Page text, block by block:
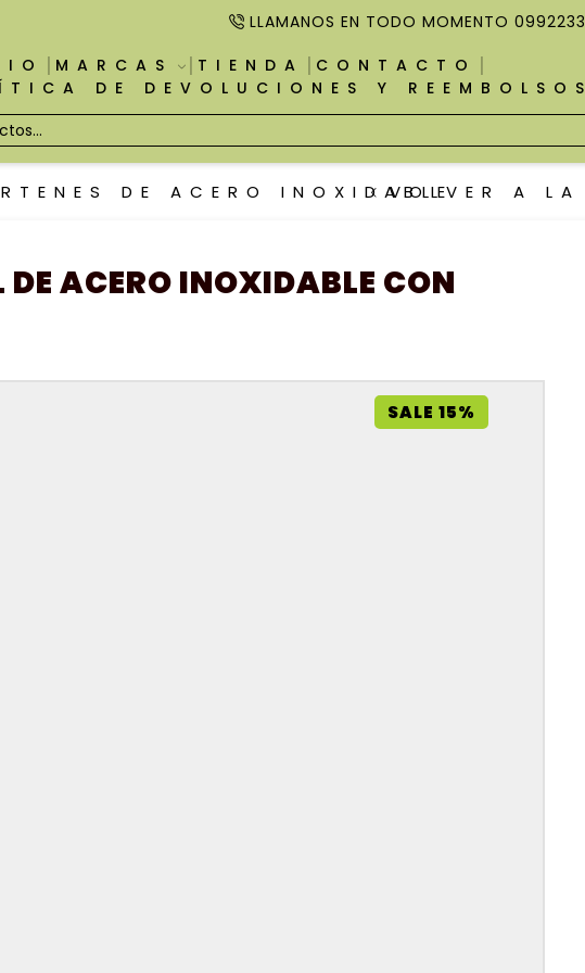
LLAMANOS EN TODO MOMENTO
MARCAS TIENDA
CONTACTO
DE DEVOLUCIONES Y REEMBOLSOS
DE ACERO INOXIDABLEVOLVER A
ACERO INOXIDABLE CON
SALE 15%